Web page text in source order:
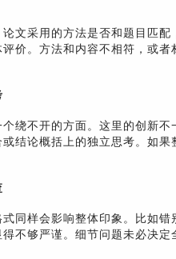
文采用的方法是否和题目匹配
价。方法和内容不相符，或
绕不开的方面。这里的创新
结论概括上的独立思考。如
同样会影响整体印象。比如
不够严谨。细节问题未必决